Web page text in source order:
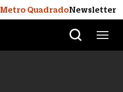
Metro QuadradoNewsletter